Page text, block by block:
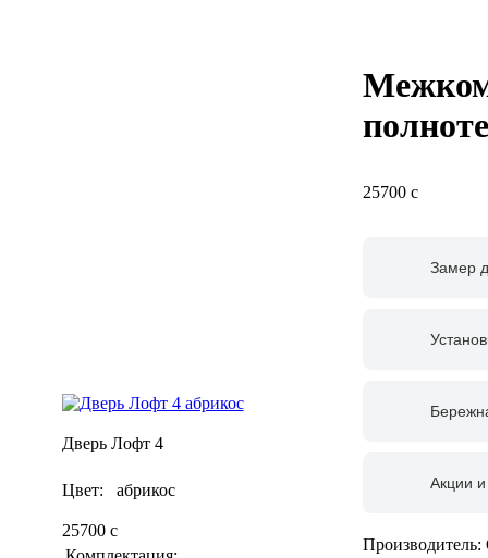
Дверь Лофт 4
Цвет: абрикос
25700 c
25700 c
Замер
Акции и
Производитель: